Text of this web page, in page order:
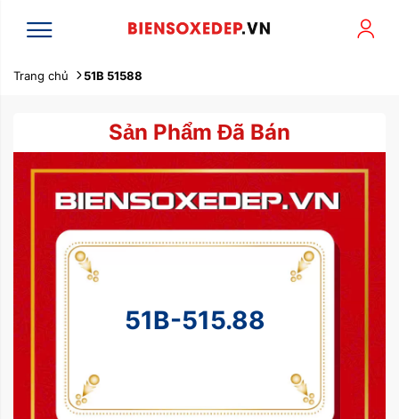
Trang chủ 51B 51588
Sản Phẩm Đã Bán
51B-515.88